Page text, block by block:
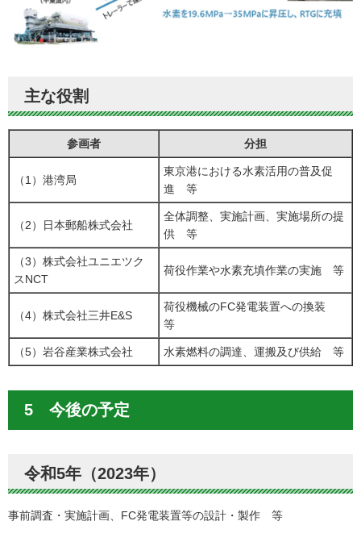
主な役割
参画者 分担
（1）港湾局
東京港における水素活用の普及促
進 等
（2）日本郵船株式会社
全体調整、実施計画、実施場所の提
供 等
（3）株式会社ユニエツク
スNCT
荷役作業や水素充填作業の実施 等
（4）株式会社三井E&S
荷役機械のFC発電装置への換装
等
（5）岩谷産業株式会社 水素燃料の調達、運搬及び供給 等
5 今後の予定
令和5年（2023年）
事前調査・実施計画、FC発電装置等の設計・製作 等